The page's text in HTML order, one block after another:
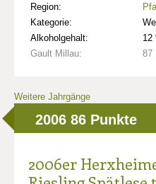
Region:
Kategorie:
Alkoholgehalt:
12
Gault Millau:
87
Weitere Jahrgänge
2006 86 Punkte
2006er